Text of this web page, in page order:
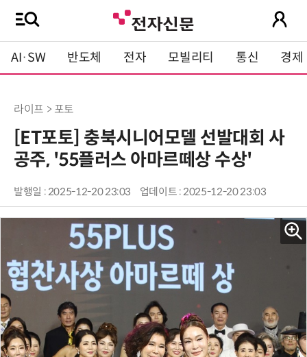
AI·SW 반도체 전자 모빌리티 통신 경제
라이프 > 포토
[ET포토] 충북시니어모델 선발대회 사
공주, '55플러스 아마르떼상 수상'
발행일 : 2025-12-20 23:03 업데이트 : 2025-12-20 23:03